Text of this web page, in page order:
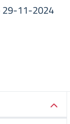
29-11-2024